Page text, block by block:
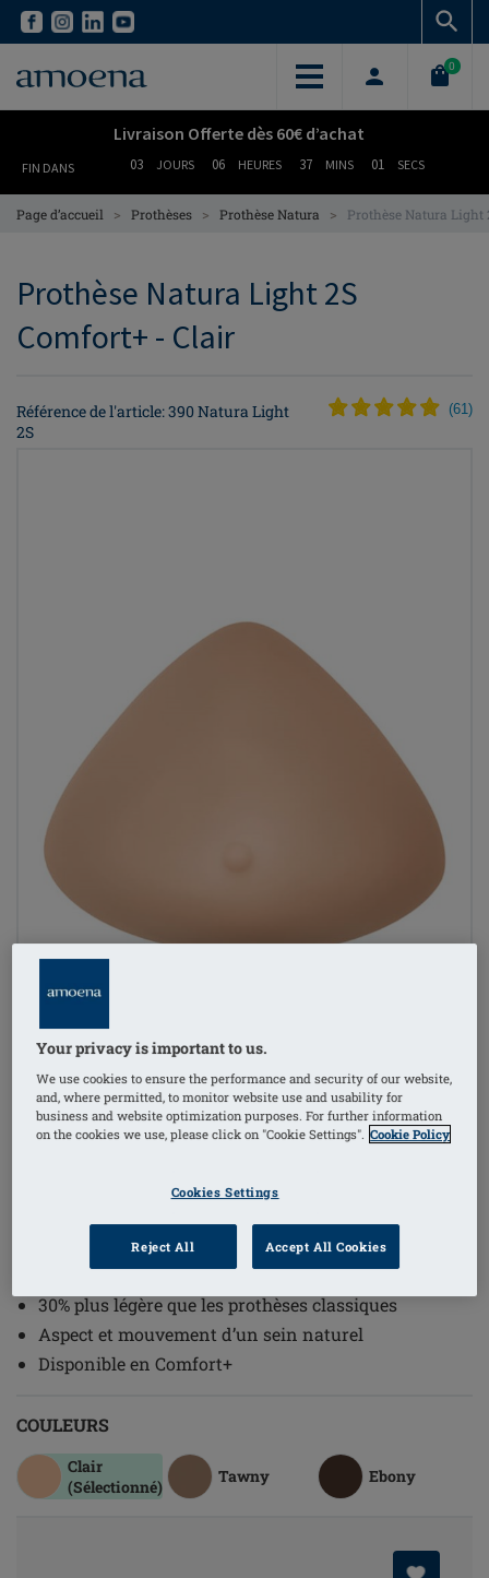
Skip
content
Skip
content
0
Livraison Offerte dès 60€ d’achat
FIN DANS 03 JOURS 06 HEURES 37 MINS 00 SECS
Page d’accueil > Prothèses > Prothèse Natura > Prothèse Natura Light
Prothèse Natura Light 2S
Comfort+ - Clair
Référence de l'article: 390 Natura Light
2S
(61)
1/2
Forme symétrique, à porter soit du côté gauche ou
soit du côté droit
30% plus légère que les prothèses classiques
Aspect et mouvement d’un sein naturel
Disponible en Comfort+
COULEURS
Clair
(Sélectionné)
Tawny Ebony
Your privacy is important to us.
We use cookies to ensure the performance and security of our website,
and, where permitted, to monitor website use and usability for
business and website optimization purposes. For further information
on the cookies we use, please click on "Cookie Settings". Cookie Policy
Cookies Settings
Reject All Accept All Cookies